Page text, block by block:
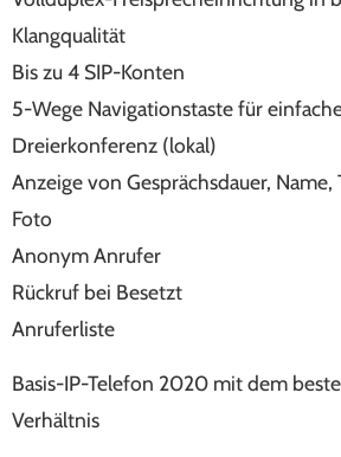
Klangqualität
Bis zu 4 SIP-Konten
5-Wege Navigationstaste für
Dreierkonferenz (lokal)
Anzeige von Gesprächsdauer,
Foto
Anonym Anrufer
Rückruf bei Besetzt
Anruferliste
Basis-IP-Telefon 2020 mit dem
Verhältnis